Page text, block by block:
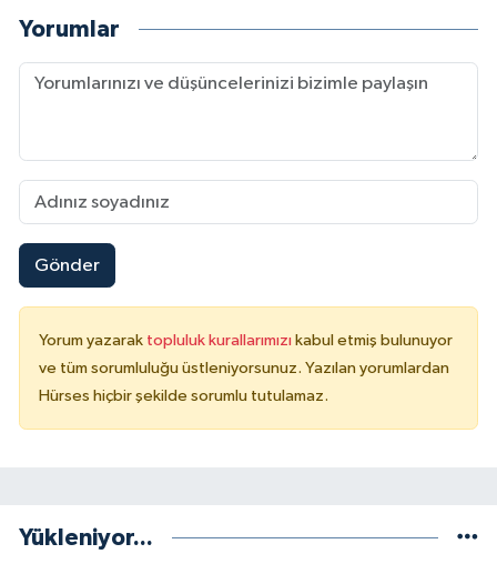
Yorumlar
Gönder
Yorum yazarak topluluk kurallarımızı kabul etmiş bulunuyor
ve tüm sorumluluğu üstleniyorsunuz. Yazılan yorumlardan
Hürses hiçbir şekilde sorumlu tutulamaz.
Yükleniyor...